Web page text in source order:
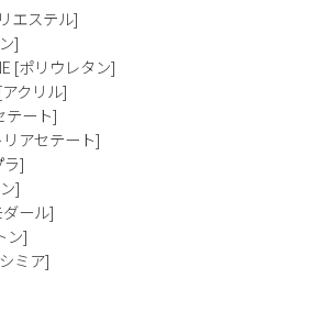
エステル]
]
[ポリウレタン]
アクリル]
テート]
リアセテート]
ラ]
]
ダール]
ン]
ミア]